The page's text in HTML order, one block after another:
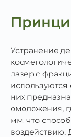
Устранение
лазер с
используются
них
омоложения,
мм, что
воздействию.